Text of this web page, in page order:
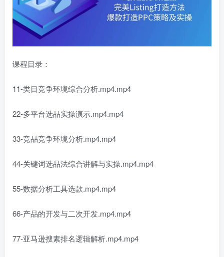
课程目录：
11-类目竞争环境综合分析.mp4.mp4
22-多平台选品实操演示.mp4.mp4
33-竞品竞争环境分析.mp4.mp4
44-关键词选品法综合讲解与实操.mp4.mp4
55-数据分析工具选款.mp4.mp4
66-产品的开发与二次开发.mp4.mp4
77-亚马逊搜素排名逻辑解析.mp4.mp4